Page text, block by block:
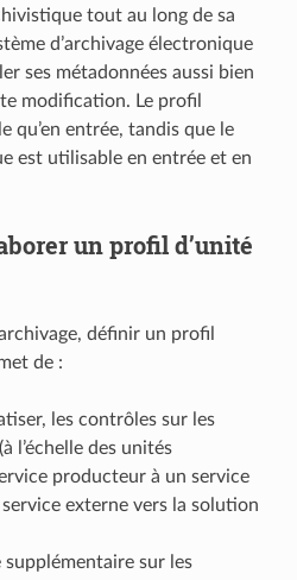
tout au long de sa
d’archivage électronique
ses métadonnées aussi bien
modification. Le profil
qu’en entrée, tandis que le
est utilisable en entrée et en
un profil d’unité
définir un profil
de :
les contrôles sur les
l’échelle des unités
producteur à un service
externe vers la solution
sur les